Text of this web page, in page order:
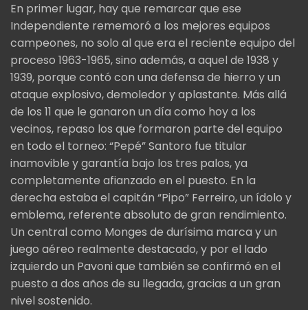
En primer lugar, hay que remarcar que ese
Independiente rememoró a los mejores equipos
campeones, no solo al que era el reciente equipo del
proceso 1963-1965, sino además, a aquel de 1938 y
1939, porque contó con una defensa de hierro y un
ataque explosivo, demoledor y aplastante. Más allá
de los 11 que le ganaron un día como hoy a los
vecinos, repaso los que formaron parte del equipo
en todo el torneo: “Pepé” Santoro fue titular
inamovible y garantía bajo los tres palos, ya
completamente afianzado en el puesto. En la
derecha estaba el capitán “Pipo” Ferreiro, un ídolo y
emblema, referente absoluto de gran rendimiento.
Un central como Monges de durísima marca y un
juego aéreo realmente destacado, y por el lado
izquierdo un Pavoni que también se confirmó en el
puesto a dos años de su llegada, gracias a un gran
nivel sostenido.